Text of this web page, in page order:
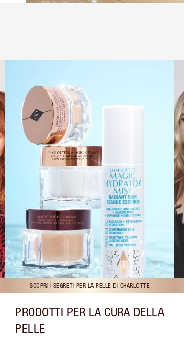
SCOPRI I SEGRETI PER LA PELLE DI CHARLOTTE
PRODOTTI PER LA CURA DELLA
PELLE